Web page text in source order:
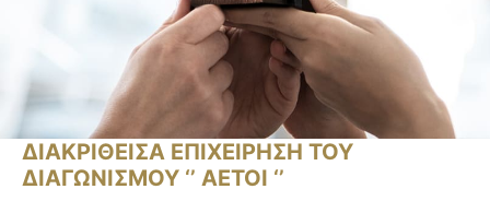
ΔΙΑΚΡΙΘΕΙΣΑ ΕΠΙΧΕΙΡΗΣΗ ΤΟΥ
ΔΙΑΓΩΝΙΣΜΟΥ ‘’ ΑΕΤΟΙ ‘’